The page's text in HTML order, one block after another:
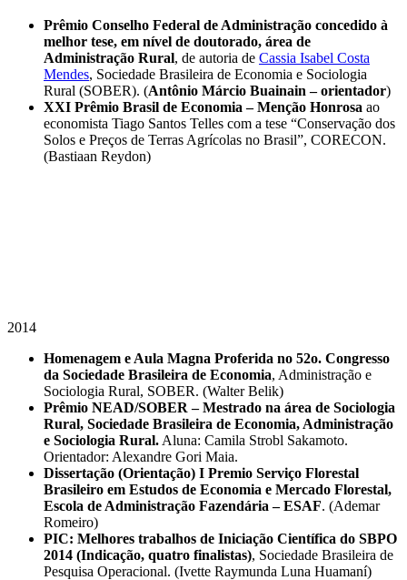
Prêmio Conselho Federal de Administração concedido à
melhor tese, em nível de doutorado, área de
Administração Rural, de autoria de Cassia Isabel Costa
Mendes, Sociedade Brasileira de Economia e Sociologia
Rural (SOBER). (Antônio Márcio Buainain – orientador)
XXI Prêmio Brasil de Economia – Menção Honrosa ao
economista Tiago Santos Telles com a tese “Conservação dos
Solos e Preços de Terras Agrícolas no Brasil”, CORECON.
(Bastiaan Reydon)
2014
Homenagem e Aula Magna Proferida no 52o. Congresso
da Sociedade Brasileira de Economia, Administração e
Sociologia Rural, SOBER. (Walter Belik)
Prêmio NEAD/SOBER – Mestrado na área de Sociologia
Rural, Sociedade Brasileira de Economia, Administração
e Sociologia Rural. Aluna: Camila Strobl Sakamoto.
Orientador: Alexandre Gori Maia.
Dissertação (Orientação) I Premio Serviço Florestal
Brasileiro em Estudos de Economia e Mercado Florestal,
Escola de Administração Fazendária – ESAF. (Ademar
Romeiro)
PIC: Melhores trabalhos de Iniciação Científica do SBPO
2014 (Indicação, quatro finalistas), Sociedade Brasileira de
Pesquisa Operacional. (Ivette Raymunda Luna Huamaní)